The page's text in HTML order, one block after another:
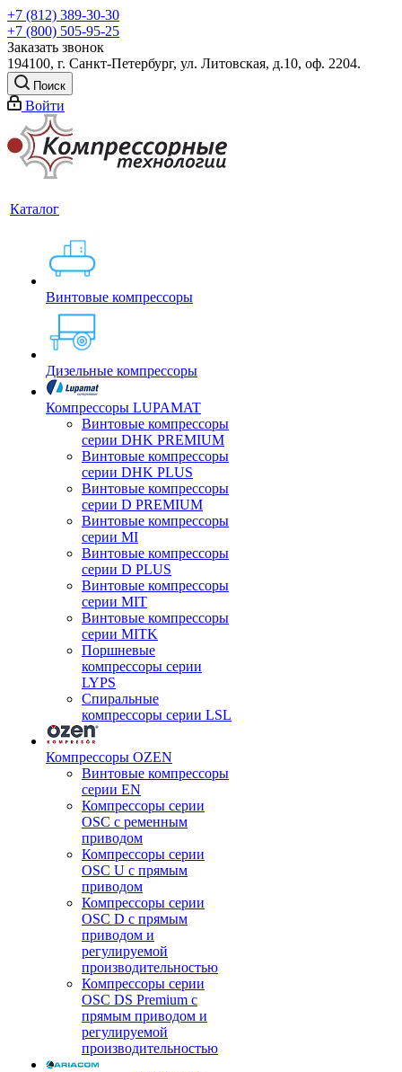
+7 (812) 389-30-30
+7 (800) 505-95-25
Заказать звонок
194100, г. Санкт-Петербург, ул. Литовская, д.10, оф. 2204.
Поиск
Войти
Каталог
Винтовые компрессоры
Дизельные компрессоры
Компрессоры LUPAMAT
Винтовые компрессоры
серии DHK PREMIUM
Винтовые компрессоры
серии DHK PLUS
Винтовые компрессоры
серии D PREMIUM
Винтовые компрессоры
серии MI
Винтовые компрессоры
серии D PLUS
Винтовые компрессоры
серии MIT
Винтовые компрессоры
серии MITK
Поршневые
компрессоры серии
LYPS
Спиральные
компрессоры серии LSL
Компрессоры OZEN
Винтовые компрессоры
серии EN
Компрессоры серии
OSC с ременным
приводом
Компрессоры серии
OSC U с прямым
приводом
Компрессоры серии
OSC D с прямым
приводом и
регулируемой
производительностью
Компрессоры серии
OSC DS Premium с
прямым приводом и
регулируемой
производительностью